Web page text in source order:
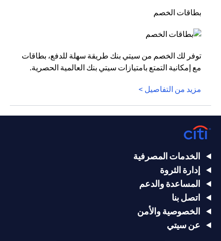
بطاقات الخصم
توفر لك الخصم من سيتي بنك طريقة سهلة للدفع، بطاقات
مع إمكانية التمتع بامتيازات سيتي بنك العالمية الحصرية.
مزيد من التفاصيل >
الخدمات المصرفية
إدارة الثروة
المساعدة والدعم
اتصل بنا
الخصوصية والأمن
عن سيتي